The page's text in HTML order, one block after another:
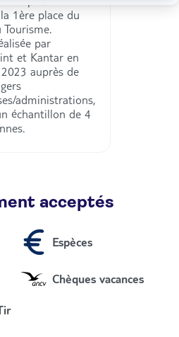
1ère place du
par
et Kantar en
auprès de
administrations,
échantillon de 4
acceptés
Espèces
Chèques vacances